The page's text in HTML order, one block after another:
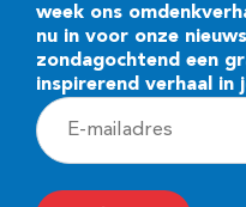
week ons
nu in voor onze
zondagochtend een
inspirerend verhaal in
E
-
m